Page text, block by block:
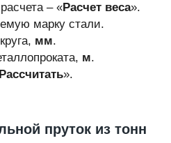
– «Расчет веса».
марку стали.
мм.
м.
Рассчитать».
пруток из тонн